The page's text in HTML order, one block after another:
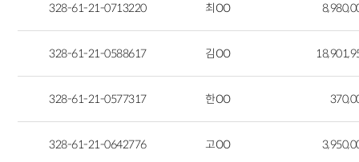
328-61-21-0713220 최OO
328-61-21-0588617 김OO
328-61-21-0577317 한OO
328-61-21-0642776 고OO